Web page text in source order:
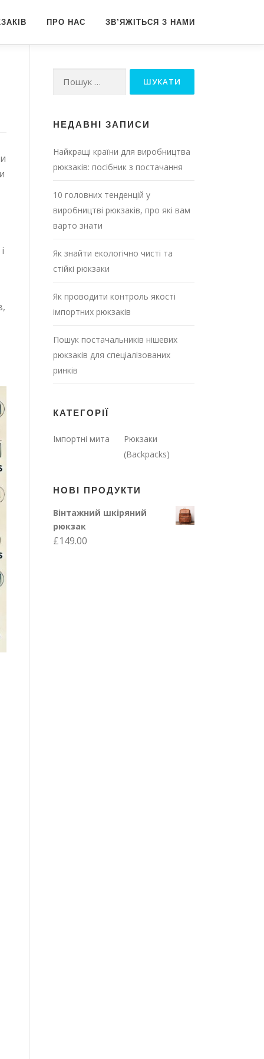
ПРО НАС ЗВ’ЯЖІТЬСЯ З НАМИ
Пошук:
НЕДАВНІ ЗАПИСИ
Найкращі країни для виробництва
рюкзаків: посібник з постачання
10 головних тенденцій у
виробництві рюкзаків, про які вам
варто знати
Як знайти екологічно чисті та
стійкі рюкзаки
Як проводити контроль якості
імпортних рюкзаків
Пошук постачальників нішевих
рюкзаків для спеціалізованих
ринків
КАТЕГОРІЇ
Імпортні мита
Рюкзаки
(Backpacks)
НОВІ ПРОДУКТИ
Вінтажний шкіряний
рюкзак
£149.00